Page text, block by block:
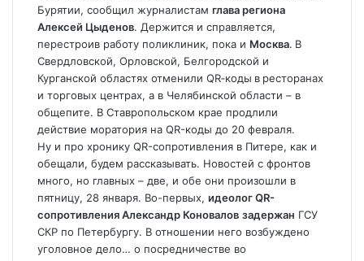
Бурятии, сообщил журналистам глава региона
Алексей Цыденов. Держится и справляется,
перестроив работу поликлиник, пока и Москва. В
Свердловской, Орловской, Белгородской и
Курганской областях отменили QR‑коды в ресторанах
и торговых центрах, а в Челябинской области – в
общепите. В Ставропольском крае продлили
действие моратория на QR-коды до 20 февраля.
Ну и про хронику QR-сопротивления в Питере, как и
обещали, будем рассказывать. Новостей с фронтов
много, но главных – две, и обе они произошли в
пятницу, 28 января. Во-первых, идеолог QR-
сопротивления Александр Коновалов задержан ГСУ
СКР по Петербургу. В отношении него возбуждено
уголовное дело… о посредничестве во